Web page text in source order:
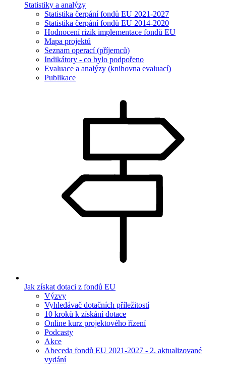
Statistiky a analýzy
Statistika čerpání fondů EU 2021-2027
Statistika čerpání fondů EU 2014-2020
Hodnocení rizik implementace fondů EU
Mapa projektů
Seznam operací (příjemců)
Indikátory - co bylo podpořeno
Evaluace a analýzy (knihovna evaluací)
Publikace
Jak získat dotaci z fondů EU
Výzvy
Vyhledávač dotačních příležitostí
10 kroků k získání dotace
Online kurz projektového řízení
Podcasty
Akce
Abeceda fondů EU 2021-2027 - 2. aktualizované
vydání